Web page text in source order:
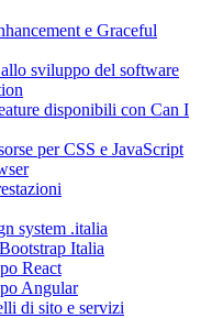
e Graceful
sviluppo del software
disponibili con Can I
per CSS e JavaScript
system .italia
Italia
React
Angular
di sito e servizi